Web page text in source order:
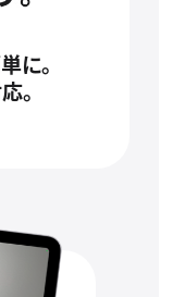
に。
。